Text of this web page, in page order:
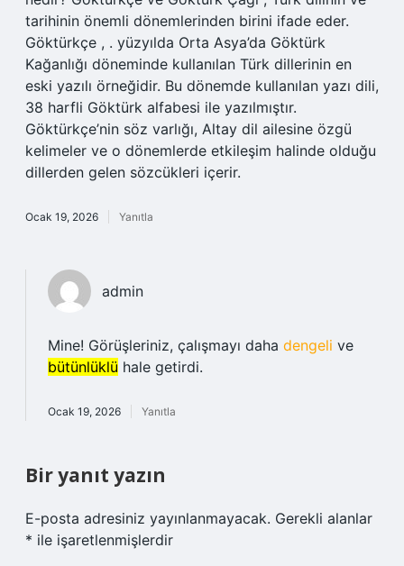
tarihinin önemli dönemlerinden birini ifade eder.
Göktürkçe , . yüzyılda Orta Asya’da Göktürk
Kağanlığı döneminde kullanılan Türk dillerinin en
eski yazılı örneğidir. Bu dönemde kullanılan yazı dili,
38 harfli Göktürk alfabesi ile yazılmıştır.
Göktürkçe’nin söz varlığı, Altay dil ailesine özgü
kelimeler ve o dönemlerde etkileşim halinde olduğu
dillerden gelen sözcükleri içerir.
Ocak 19, 2026 Yanıtla
admin
Mine! Görüşleriniz, çalışmayı daha dengeli ve
bütünlüklü hale getirdi.
Ocak 19, 2026 Yanıtla
Bir yanıt yazın
E-posta adresiniz yayınlanmayacak. Gerekli alanlar
* ile işaretlenmişlerdir